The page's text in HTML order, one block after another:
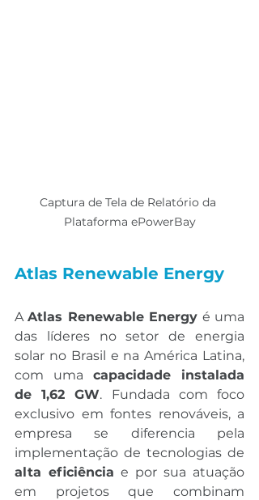
Captura de Tela de Relatório da
Plataforma ePowerBay
Atlas Renewable Energy
A Atlas Renewable Energy é uma
das líderes no setor de energia
solar no Brasil e na América Latina,
com uma capacidade instalada
de 1,62 GW. Fundada com foco
exclusivo em fontes renováveis, a
empresa se diferencia pela
alta eficiência e por sua atuação
em projetos que combinam